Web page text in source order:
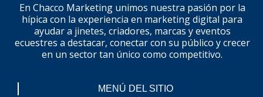
En Chacco Marketing unimos nuestra pasión por la
hípica con la experiencia en marketing digital para
ayudar a jinetes, criadores, marcas y eventos
ecuestres a destacar, conectar con su público y crecer
en un sector tan único como competitivo.
MENÚ DEL SITIO